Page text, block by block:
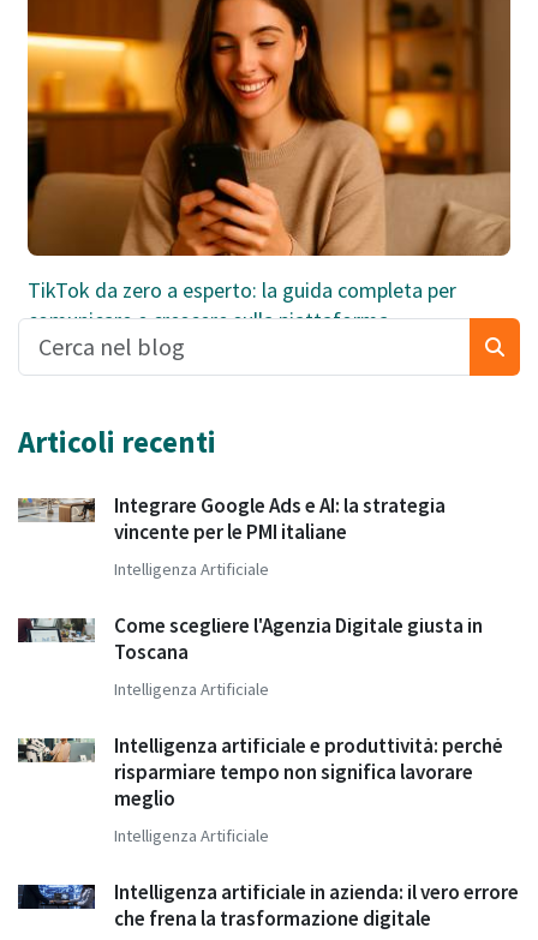
TikTok da zero a esperto: la guida completa per
comunicare e crescere sulla piattaforma
Articoli recenti
Integrare Google Ads e AI: la strategia
vincente per le PMI italiane
Intelligenza Artificiale
Come scegliere l'Agenzia Digitale giusta in
Toscana
Intelligenza Artificiale
Intelligenza artificiale e produttività: perché
risparmiare tempo non significa lavorare
meglio
Intelligenza Artificiale
Intelligenza artificiale in azienda: il vero errore
che frena la trasformazione digitale